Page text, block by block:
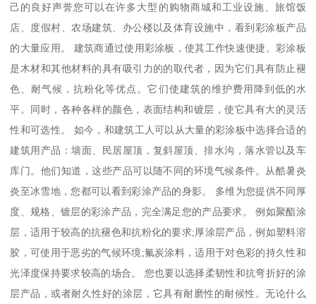
己的良好声誉您可以在许多大型的购物商城和工业设施、旅馆饭
店、度假村、农场建筑、办公楼以及体育设施中，看到彩涂板产品
的大量应用。 建筑商通过使用彩涂板，使其工作快速便捷。彩涂板
是木材和其他材料的具有吸引力的的取代者，因为它们具有防止褪
色、耐气候，抗粉化等优点。它们使建筑的维护费用降到低的水
平。同时，各种各样的颜色，表面结构和镀层，使它具有大的灵活
性和可选性。 如今，和建筑工人可以从大量的彩涂板中选择合适的
建筑用产品：墙面、民居屋顶，复斜屋顶、排水沟，落水管以及车
库门。他们知道，这些产品可以随不同的环境气候条件。从酷暑炎
炎至冰雪地，您都可以看到彩涂产品的身影。 多维为您提供不同厚
度、规格、镀层的彩涂产品，完全满足您的产品要求。 例如聚酯涂
层，适用于较高的抗褪色和抗粉化的要求;厚涂层产品，例如塑料溶
胶，可使用于恶劣的气候环境;氟炭涂料，适用于对色彩的持久性和
光泽度保持要求较高的场合。 您也要以选择柔韧性和抗弯折好的涂
层产品，或者耐久性好的涂层，它具有耐磨性的耐候性。无论什么